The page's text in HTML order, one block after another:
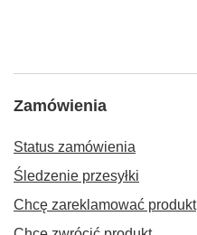
Zamówienia
Status zamówienia
Śledzenie przesyłki
Chcę zareklamować produkt